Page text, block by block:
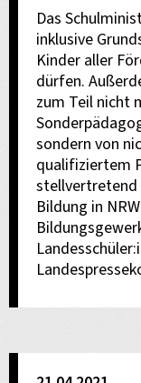
Das
inklusive
Kinder aller
dürfen.
zum Teil nicht
sondern von
qualifiziertem
stellvertretend
Bildung in